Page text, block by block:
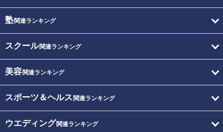
塾関連ランキング
スクール関連ランキング
美容関連ランキング
スポーツ＆ヘルス 関連ランキング
ウエディング関連ランキング